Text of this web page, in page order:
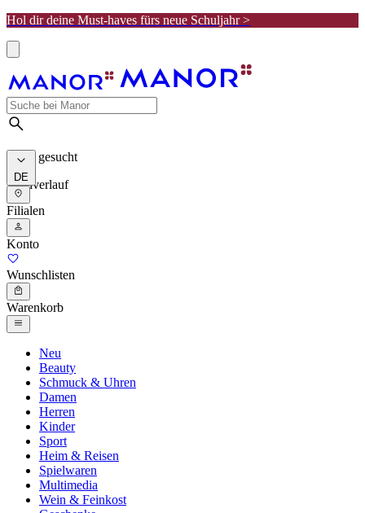
Hol dir deine Must-haves fürs neue Schuljahr >
Meist gesucht
Suchverlauf
DE
Filialen
Konto
Wunschlisten
Warenkorb
Neu
Beauty
Schmuck & Uhren
Damen
Herren
Kinder
Sport
Heim & Reisen
Spielwaren
Multimedia
Wein & Feinkost